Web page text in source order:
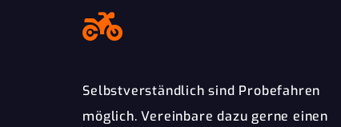
Selbstverständlich sind Probefahren
möglich. Vereinbare dazu gerne einen